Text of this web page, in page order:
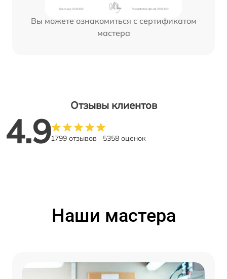
Вы можете ознакомиться с сертификатом
мастера
Отзывы клиентов
4.91799 отзывов 5358 оценок
Наши мастера